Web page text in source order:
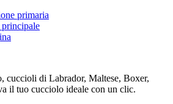
primaria
principale
cuccioli di Labrador, Maltese, Boxer,
il tuo cucciolo ideale con un clic.